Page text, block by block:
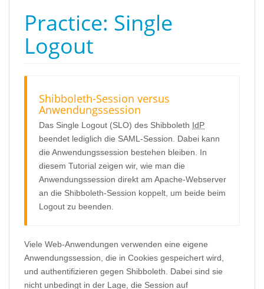
Practice: Single
Logout
Shibboleth-Session versus
Anwendungssession
Das Single Logout (SLO) des Shibboleth IdP
beendet lediglich die SAML-Session. Dabei kann
die Anwendungssession bestehen bleiben. In
diesem Tutorial zeigen wir, wie man die
Anwendungssession direkt am Apache-Webserver
an die Shibboleth-Session koppelt, um beide beim
Logout zu beenden.
Viele Web-Anwendungen verwenden eine eigene
Anwendungssession, die in Cookies gespeichert wird,
und authentifizieren gegen Shibboleth. Dabei sind sie
nicht unbedingt in der Lage, die Session auf